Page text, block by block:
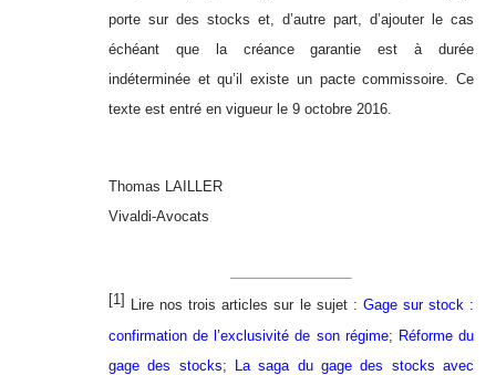
porte sur des stocks et, d’autre part, d’ajouter le cas
échéant que la créance garantie est à durée
indéterminée et qu’il existe un pacte commissoire. Ce
texte est entré en vigueur le 9 octobre 2016.
Thomas LAILLER
Vivaldi-Avocats
[1] Lire nos trois articles sur le sujet : Gage sur stock :
confirmation de l’exclusivité de son régime; Réforme du
gage des stocks; La saga du gage des stocks avec